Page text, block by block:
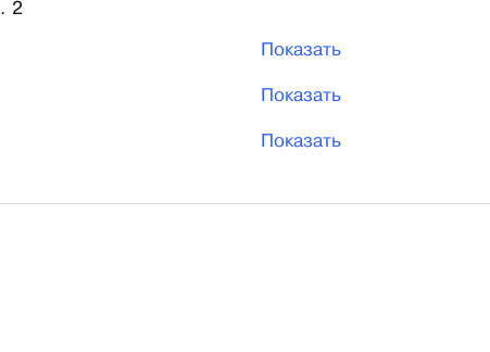
2
Показать
Показать
Показать